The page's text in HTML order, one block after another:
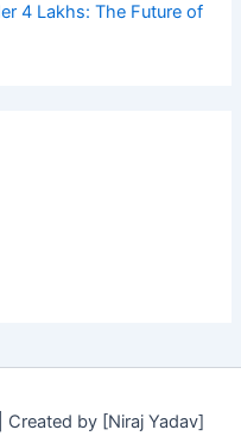
4 Lakhs: The Future of
by [Niraj Yadav]